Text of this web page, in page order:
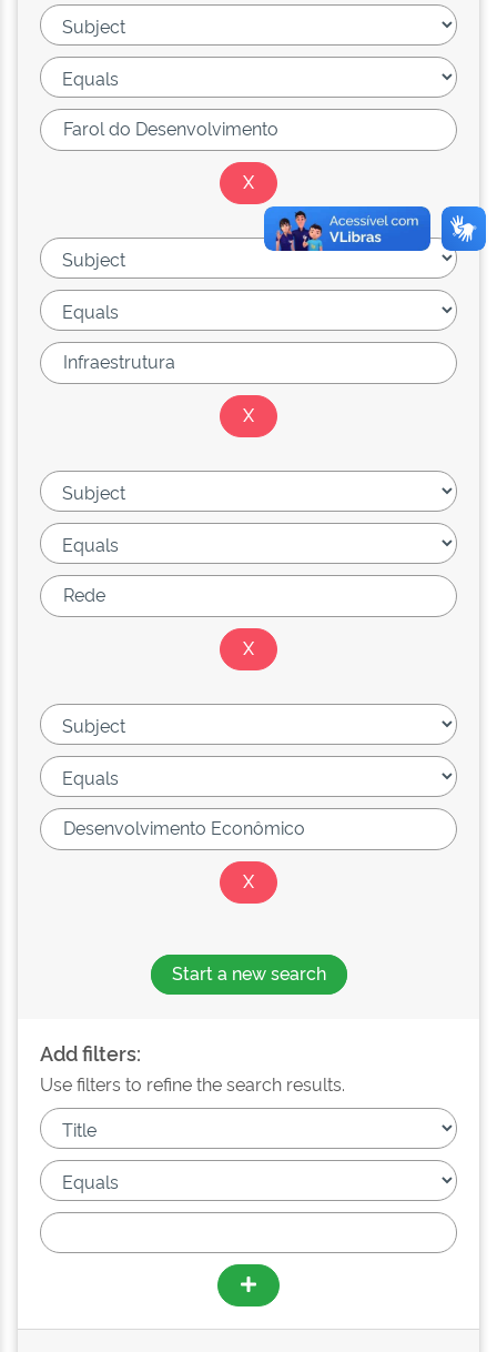
Start a new search
Add filters:
Use filters to refine the search results.